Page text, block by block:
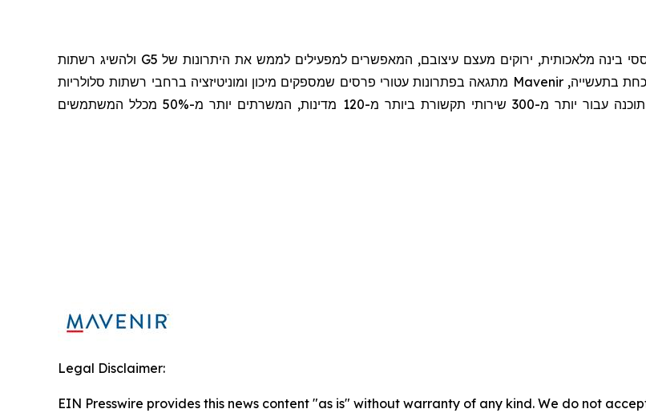
בינה מלאכותית, ירוקים מעצם עיצובם, המאפשרים למפעילים לממש את היתרונות של 5 G ולהשיג רשתות
בתעשייה,Mavenir מתגאה בפתרונות עטורי פרסים שמספקים מיכון ומוניטיזציה ברחבי רשתות סלולריות
ברחבי העולם, והיא מאיצה את ההמרה לשימוש ברשתות מבוססות תוכנה עבור יותר מ-300 שירותי תקשורת ביותר מ-120 מדינות, המשרתים יותר מ-50% מכלל המשתמשים
Legal Disclaimer:
EIN Presswire provides this news content "as is" without warranty of any kind. We do not